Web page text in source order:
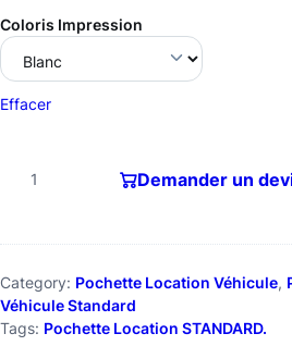
i
:
6
Coloris Impression
Effacer
n
t
Demander un
Category: Pochette Location Véhicule,
Véhicule Standard
Tags: Pochette Location STANDARD.